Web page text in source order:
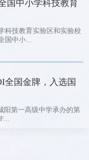
国中小学科技教育
科技教育实验区和实验校
国中小...
全国金牌，入选国
阳第一高级中学承办的第